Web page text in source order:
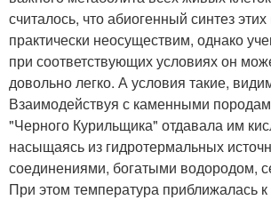
считалось, что абиогенный синтез
практически неосуществим, однако
при соответствующих условиях он
довольно легко. А условия такие,
Взаимодействуя с каменными
"Черного Курильщика" отдавала им
насыщаясь из гидротермальных
соединениями, богатыми водородом,
При этом температура приближалась